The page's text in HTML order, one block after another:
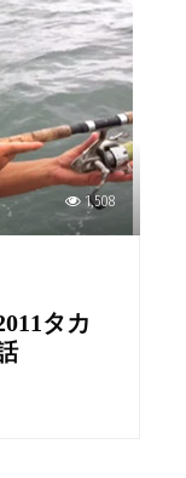
1,508
タカ